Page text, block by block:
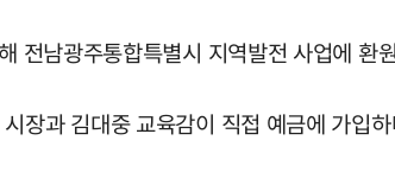
전남광주통합특별시 지역발전 사업에 환
장과 김대중 교육감이 직접 예금에 가입